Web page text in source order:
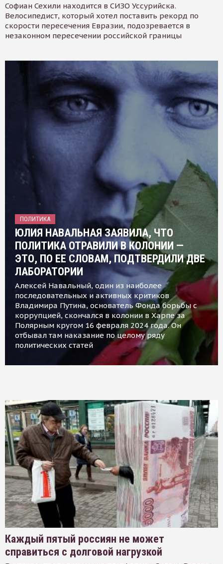
Софиан Сехили находится в СИЗО Уссурийска.
Велосипедист, который хотел поставить рекорд по
скорости пересечения Евразии, подозревается в
незаконном пересечении российской границы
ПОЛИТИКА
ЮЛИЯ НАВАЛЬНАЯ ЗАЯВИЛА, ЧТО
ПОЛИТИКА ОТРАВИЛИ В КОЛОНИИ —
ЭТО, ПО ЕЕ СЛОВАМ, ПОДТВЕРДИЛИ ДВЕ
ЛАБОРАТОРИИ
Алексей Навальный, один из наиболее
последовательных и активных критиков
Владимира Путина, основатель Фонда борьбы с
коррупцией, скончался в колонии в Харпе за
Полярным кругом 16 февраля 2024 года. Он
отбывал там наказание по целому ряду
политических статей
Каждый пятый россиян не может
справиться с долговой нагрузкой